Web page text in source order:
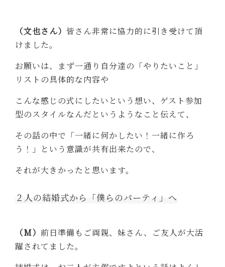
（文也さん） 皆さん非常に協力的に引き受けて頂
けました。
お願いは、まず一通り自分達の「やりたいこと」
リストの具体的な内容や
こんな感じの式にしたいという想い、ゲスト参加
型のスタイルなんだというようなこと伝えて、
その話の中で「一緒に何かしたい！ 一緒に作ろ
う！」という意識が共有出来たので、
それが大きかったと思います。
２人の結婚式から「僕らのパーティ」へ
（M）前日準備もご両親、妹さん、ご友人が大活
躍されてました。